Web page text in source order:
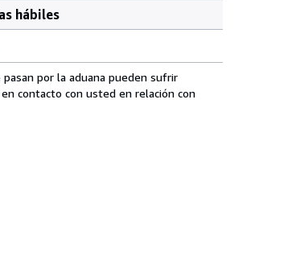
hábiles
por la aduana pueden sufrir
contacto con usted en relación con